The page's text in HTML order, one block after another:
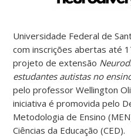
Universidade Federal de
com inscrições abertas até
projeto de extensão
estudantes autistas no
pelo professor Wellington
iniciativa é promovida pelo
Metodologia de Ensino
Ciências da Educação (CED).